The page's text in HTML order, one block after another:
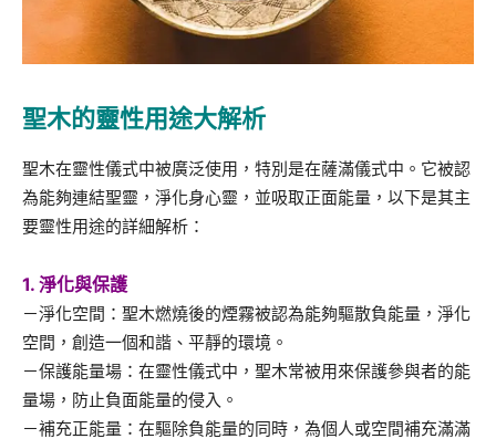
聖木的靈性用途大解析
聖木在靈性儀式中被廣泛使用，特別是在薩滿儀式中。它被認
為能夠連結聖靈，淨化身心靈，並吸取正面能量，以下是其主
要靈性用途的詳細解析：
1. 淨化與保護
－淨化空間：聖木燃燒後的煙霧被認為能夠驅散負能量，淨化
空間，創造一個和諧、平靜的環境。
－保護能量場：在靈性儀式中，聖木常被用來保護參與者的能
量場，防止負面能量的侵入。
－補充正能量：在驅除負能量的同時，為個人或空間補充滿滿